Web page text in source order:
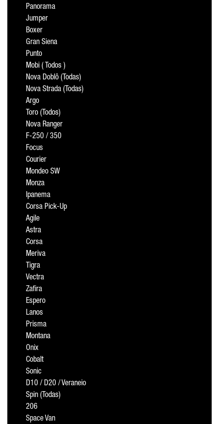
Panorama
Jumper
Boxer
Gran Siena
Punto
Mobi ( Todos )
Nova Doblô (Todas)
Nova Strada (Todas)
Argo
Toro (Todos)
Nova Ranger
F-250 / 350
Focus
Courier
Mondeo SW
Monza
Ipanema
Corsa Pick-Up
Agile
Astra
Corsa
Meriva
Tigra
Vectra
Zafira
Espero
Lanos
Prisma
Montana
Onix
Cobalt
Sonic
D10 / D20 / Veraneio
Spin (Todas)
206
Space Van